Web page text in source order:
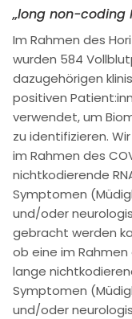
„long non-coding
Im Rahmen des
wurden 584
dazugehörigen
positiven
verwendet, um
zu identifizieren.
im Rahmen des
nichtkodierende
Symptomen
und/oder
gebracht werden
ob eine im
lange
Symptomen
und/oder